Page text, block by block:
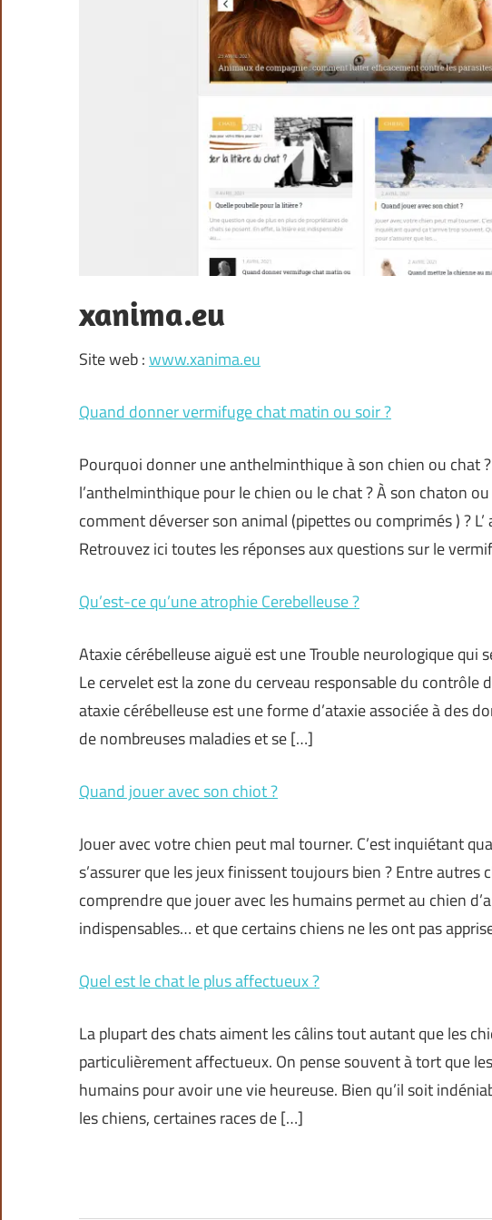
xanima.eu
Site web :www.xanima.eu
Quand donner vermifuge chat matin ou soir ?
Pourquoi donner une anthelminthique à son chien ou chat
l’anthelminthique pour le chien ou le chat ? À son chaton
comment déverser son animal (pipettes ou comprimés ) ?
Retrouvez ici toutes les réponses aux questions sur le
Qu’est-ce qu’une atrophie Cerebelleuse ?
Ataxie cérébelleuse aiguë est une Trouble neurologique
Le cervelet est la zone du cerveau responsable du contrôle
ataxie cérébelleuse est une forme d’ataxie associée à des
de nombreuses maladies et se […]
Quand jouer avec son chiot ?
Jouer avec votre chien peut mal tourner. C’est inquiétant
s’assurer que les jeux finissent toujours bien ? Entre
comprendre que jouer avec les humains permet au chien
indispensables… et que certains chiens ne les ont pas
Quel est le chat le plus affectueux ?
La plupart des chats aiment les câlins tout autant que les
particulièrement affectueux. On pense souvent à tort que
humains pour avoir une vie heureuse. Bien qu’il soit
les chiens, certaines races de […]